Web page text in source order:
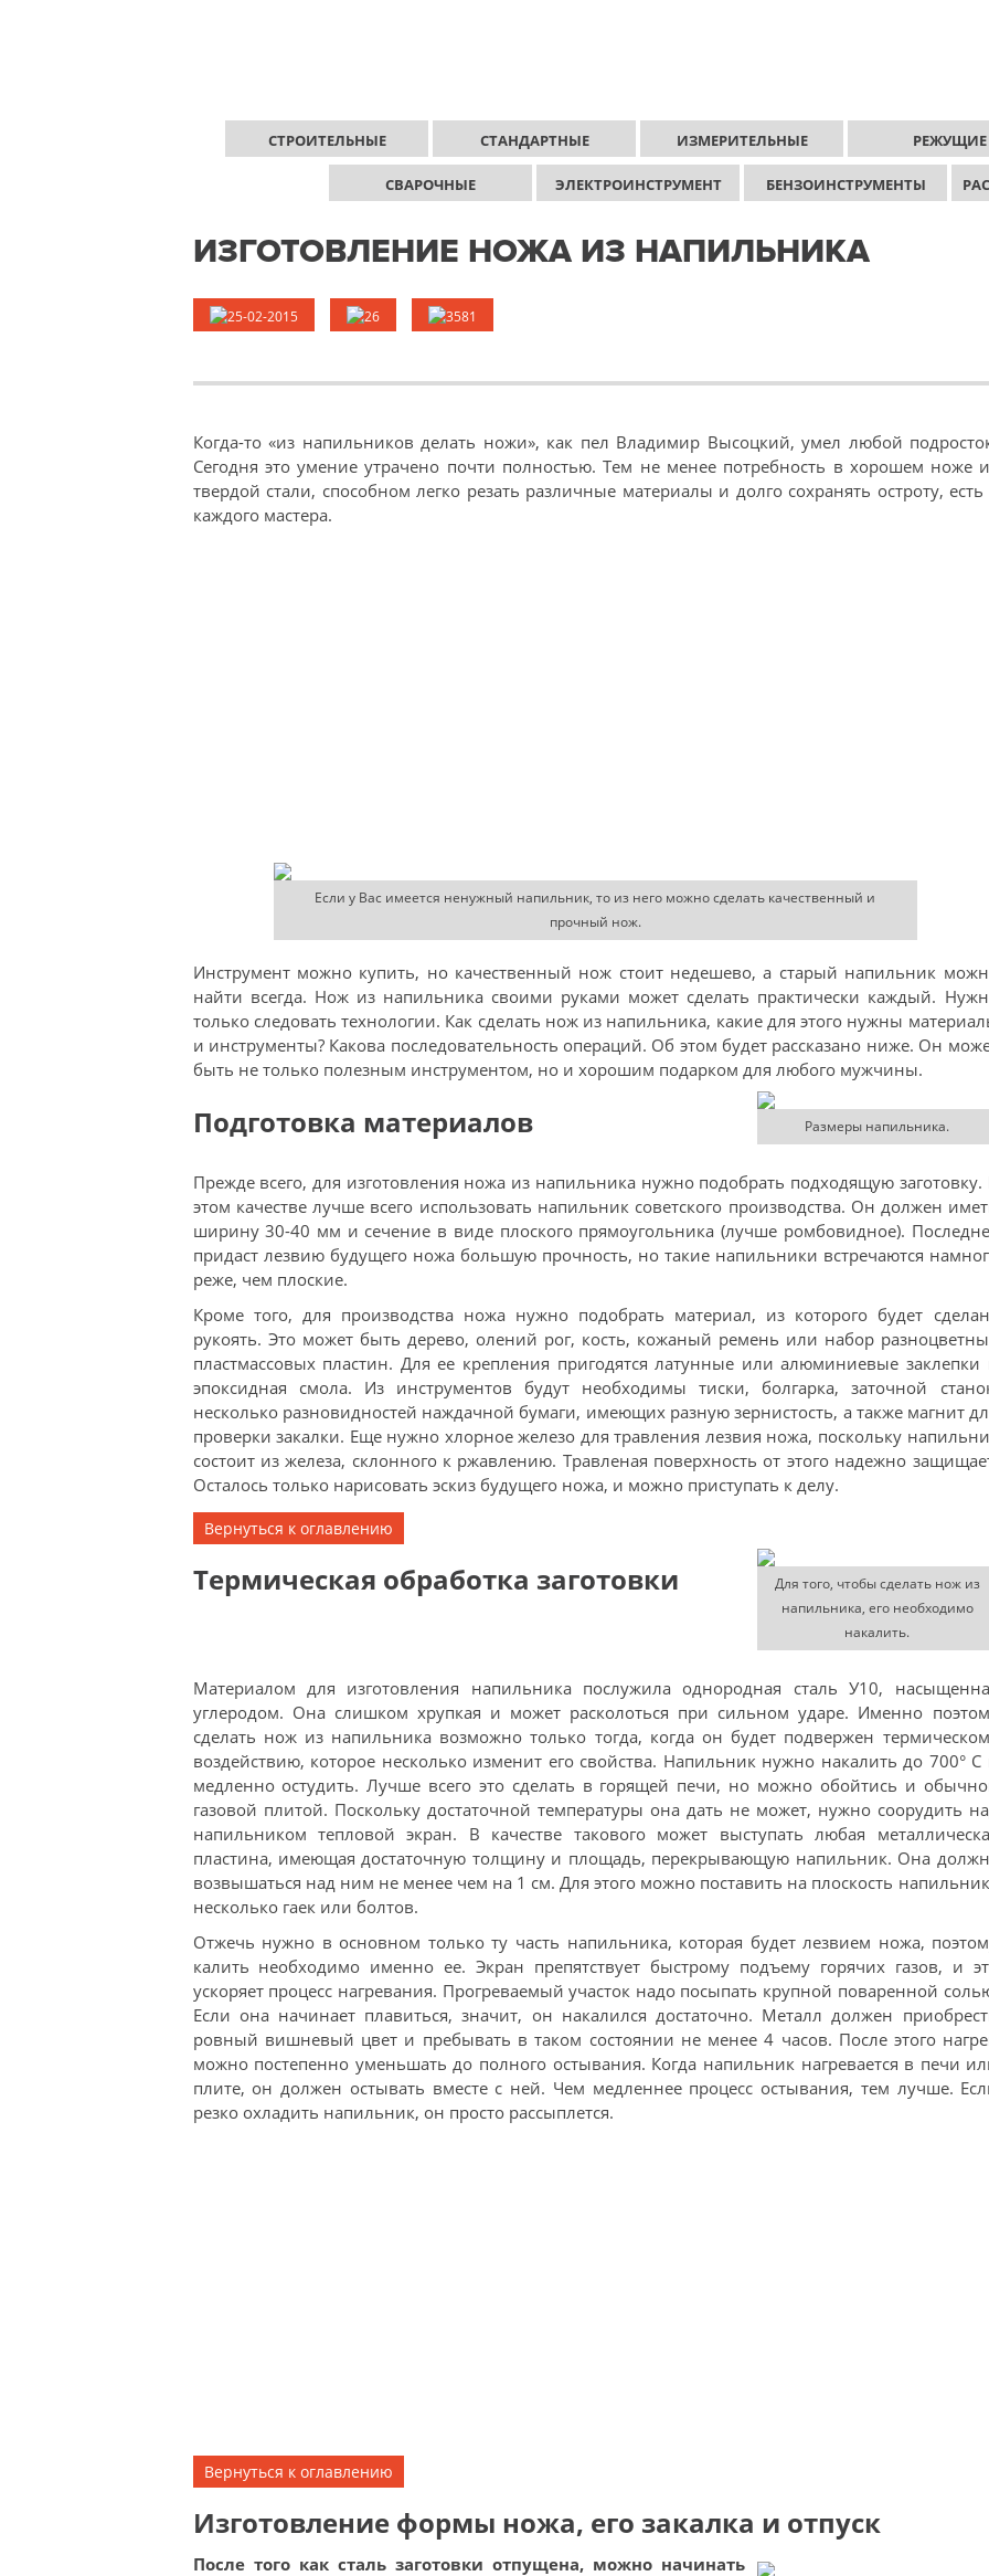
СТРОИТЕЛЬНЫЕ СТАНДАРТНЫЕ ИЗМЕРИТЕЛЬНЫЕ РЕЖУЩИЕ
СВАРОЧНЫЕ ЭЛЕКТРОИНСТРУМЕНТ БЕНЗОИНСТРУМЕНТЫ
ИЗГОТОВЛЕНИЕ НОЖА ИЗ НАПИЛЬНИКА
25-02-2015 26 3581
Когда-то «из напильников делать ножи», как пел Владимир Высоцкий, умел любой
Сегодня это умение утрачено почти полностью. Тем не менее потребность в хорошем ноже
твердой стали, способном легко резать различные материалы и долго сохранять остроту, есть
каждого мастера.
Если у Вас имеется ненужный напильник, то из него можно сделать качественный и
прочный нож.
Инструмент можно купить, но качественный нож стоит недешево, а старый напильник
найти всегда. Нож из напильника своими руками может сделать практически каждый.
только следовать технологии. Как сделать нож из напильника, какие для этого нужны
и инструменты? Какова последовательность операций. Об этом будет рассказано ниже. Он
быть не только полезным инструментом, но и хорошим подарком для любого мужчины.
Подготовка материалов Размеры напильника.
Прежде всего, для изготовления ножа из напильника нужно подобрать подходящую заготовку.
этом качестве лучше всего использовать напильник советского производства. Он должен
ширину 30-40 мм и сечение в виде плоского прямоугольника (лучше ромбовидное).
придаст лезвию будущего ножа большую прочность, но такие напильники встречаются
реже, чем плоские.
Кроме того, для производства ножа нужно подобрать материал, из которого будет
рукоять. Это может быть дерево, олений рог, кость, кожаный ремень или набор
пластмассовых пластин. Для ее крепления пригодятся латунные или алюминиевые заклепки
эпоксидная смола. Из инструментов будут необходимы тиски, болгарка, заточной
несколько разновидностей наждачной бумаги, имеющих разную зернистость, а также магнит
проверки закалки. Еще нужно хлорное железо для травления лезвия ножа, поскольку
состоит из железа, склонного к ржавлению. Травленая поверхность от этого надежно
Осталось только нарисовать эскиз будущего ножа, и можно приступать к делу.
Вернуться к оглавлению
Термическая обработка заготовки
Для того, чтобы сделать нож из
напильника, его необходимо
накалить.
Материалом для изготовления напильника послужила однородная сталь У10,
углеродом. Она слишком хрупкая и может расколоться при сильном ударе. Именно
сделать нож из напильника возможно только тогда, когда он будет подвержен
воздействию, которое несколько изменит его свойства. Напильник нужно накалить до 700° С
медленно остудить. Лучше всего это сделать в горящей печи, но можно обойтись и
газовой плитой. Поскольку достаточной температуры она дать не может, нужно соорудить
напильником тепловой экран. В качестве такового может выступать любая
пластина, имеющая достаточную толщину и площадь, перекрывающую напильник. Она
возвышаться над ним не менее чем на 1 см. Для этого можно поставить на плоскость
несколько гаек или болтов.
Отжечь нужно в основном только ту часть напильника, которая будет лезвием ножа,
калить необходимо именно ее. Экран препятствует быстрому подъему горячих газов, и
ускоряет процесс нагревания. Прогреваемый участок надо посыпать крупной поваренной
Если она начинает плавиться, значит, он накалился достаточно. Металл должен
ровный вишневый цвет и пребывать в таком состоянии не менее 4 часов. После этого
можно постепенно уменьшать до полного остывания. Когда напильник нагревается в печи
плите, он должен остывать вместе с ней. Чем медленнее процесс остывания, тем лучше.
резко охладить напильник, он просто рассыплется.
Вернуться к оглавлению
Изготовление формы ножа, его закалка и отпуск
После того как сталь заготовки отпущена, можно начинать